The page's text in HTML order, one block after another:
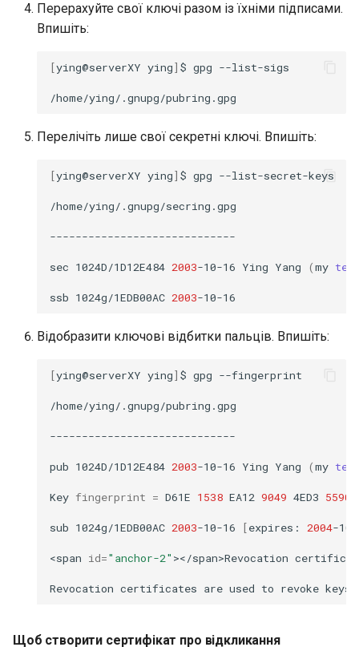
Перерахуйте свої ключі разом із їхніми підписами.
Впишіть:
[ying@serverXY ying] $ gpg --list-sigs
Перелічіть лише свої секретні ключі. Впишіть:
[ying@serverXY ying] $ gpg --list-secret-keys
/home/ying/.gnupg/secring.gpg
-----------------------------
sec 1024D/1D12E484 2003-10-16 Ying Yang (my
ssb 1024g/1EDB00AC 2003
Відобразити ключові відбитки пальців. Впишіть:
[ying@serverXY ying] $ gpg --fingerprint
/home/ying/.gnupg/pubring.gpg
-----------------------------
pub 1024D/1D12E484 2003-10-16 Ying Yang (my
Key fingerprint = D61E 1538 EA12 9049 4ED3 5590
sub 1024g/1EDB00AC 2003-10-16 [expires: 2004-10-
<span id="anchor-2" ></span>Revocation
Revocation certificates are used to revoke keys
Щоб створити сертифікат про відкликання